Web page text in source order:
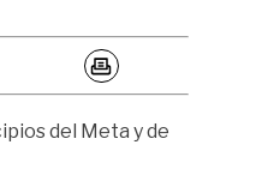
del Meta y de